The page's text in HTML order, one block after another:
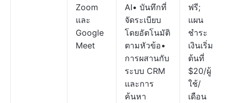
Zoom
และ
Google
Meet
AI• บันทึกที่
จัดระเบียบ
โดยอัตโนมัติ
ตามหัวข้อ•
การผสานกับ
ระบบ CRM
และการ
ค้นหา
ฟรี;
แผน
ชำระ
เงินเริ่ม
ต้นที่
$20/ผู้
ใช้/
เดือน